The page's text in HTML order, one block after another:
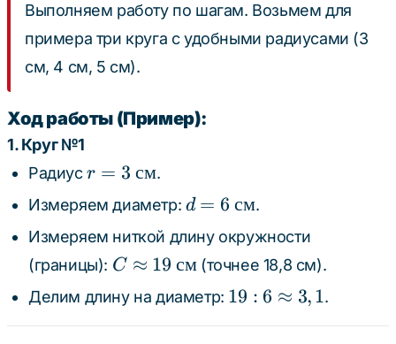
Выполняем работу по шагам. Возьмем для
примера три круга с удобными радиусами (3
см, 4 см, 5 см).
Ход работы (Пример):
1. Круг №1
Радиусr = 3
см}
r = 3 см.
Измеряем диаметр: d = 6
см}
d = 6 см.
Измеряем ниткой длину окружности
(границы): C
19
\text{
C ≈ 19 см(точнее 18,8 см).
Делим длину на диаметр: 19 : 6
19 : 6 ≈ 3,1.